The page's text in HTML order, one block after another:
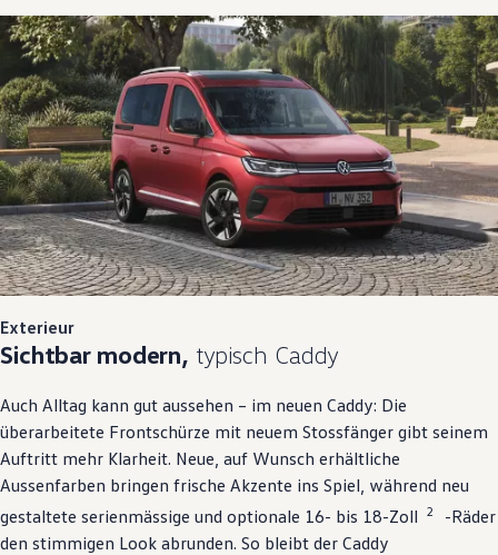
Exterieur
Sichtbar modern, typisch Caddy
Auch Alltag kann gut aussehen – im neuen Caddy: Die
überarbeitete Frontschürze mit neuem Stossfänger gibt seinem
Auftritt mehr Klarheit. Neue, auf Wunsch erhältliche
Aussenfarben bringen frische Akzente ins Spiel, während neu
gestaltete serienmässige und optionale 16- bis 18-Zoll
2
-Räder
den stimmigen Look abrunden. So bleibt der Caddy